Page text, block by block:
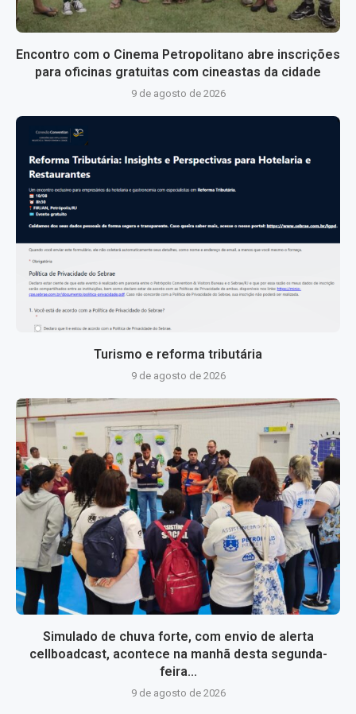
Encontro com o Cinema Petropolitano abre inscrições
para oficinas gratuitas com cineastas da cidade
9 de agosto de 2026
Turismo e reforma tributária
9 de agosto de 2026
Simulado de chuva forte, com envio de alerta
cellboadcast, acontece na manhã desta segunda-
feira...
9 de agosto de 2026